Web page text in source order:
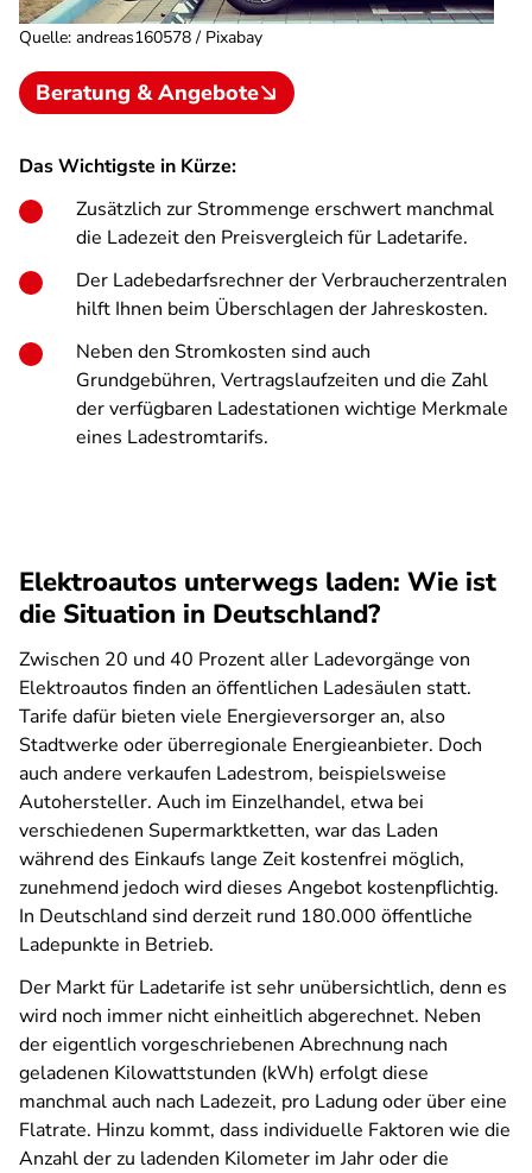
Quelle: andreas160578 / Pixabay
Beratung & Angebote
Das Wichtigste in Kürze:
Zusätzlich zur Strommenge erschwert manchmal
die Ladezeit den Preisvergleich für Ladetarife.
Der Ladebedarfsrechner der Verbraucherzentralen
hilft Ihnen beim Überschlagen der Jahreskosten.
Neben den Stromkosten sind auch
Grundgebühren, Vertragslaufzeiten und die Zahl
der verfügbaren Ladestationen wichtige Merkmale
eines Ladestromtarifs.
Elektroautos unterwegs laden: Wie ist
die Situation in Deutschland?
Zwischen 20 und 40 Prozent aller Ladevorgänge von
Elektroautos finden an öffentlichen Ladesäulen statt.
Tarife dafür bieten viele Energieversorger an, also
Stadtwerke oder überregionale Energieanbieter. Doch
auch andere verkaufen Ladestrom, beispielsweise
Autohersteller. Auch im Einzelhandel, etwa bei
verschiedenen Supermarktketten, war das Laden
während des Einkaufs lange Zeit kostenfrei möglich,
zunehmend jedoch wird dieses Angebot kostenpflichtig.
In Deutschland sind derzeit rund 180.000 öffentliche
Ladepunkte in Betrieb.
Der Markt für Ladetarife ist sehr unübersichtlich, denn es
wird noch immer nicht einheitlich abgerechnet. Neben
der eigentlich vorgeschriebenen Abrechnung nach
geladenen Kilowattstunden (kWh) erfolgt diese
manchmal auch nach Ladezeit, pro Ladung oder über eine
Flatrate. Hinzu kommt, dass individuelle Faktoren wie die
Anzahl der zu ladenden Kilometer im Jahr oder die